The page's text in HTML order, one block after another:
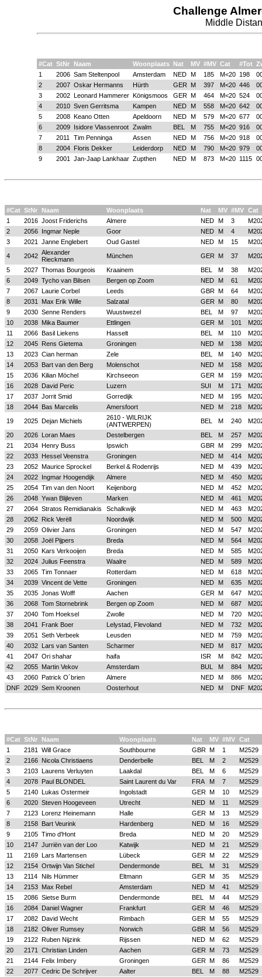
Challenge
Middle
#Cat StNr Naam Woonplaats Nat MV #MV Cat #Tot
1
2006 Sam Steltenpool Amsterdam NED M 185 M<20 198
2
2007 Oskar Hermanns Hürth GER M 397 M<20 446
3
2002 Leonard Hammerer Königsmoos GER M 464 M<20 524
4
2010 Sven Gerritsma Kampen NED M 558 M<20 642
5
2008 Keano Otten Apeldoorn NED M 579 M<20 677
6
2009 Isidore Vlassenroot Zwalm BEL M 755 M<20 916
7
2011 Tim Penninga Assen NED M 756 M<20 918
8
2004 Floris Dekker Leiderdorp NED M 790 M<20 979
9
2001 Jan-Jaap Lankhaar Zupthen NED M 873 M<20 1115
#Cat StNr Naam Woonplaats Nat MV #MV Cat
1
2016 Joost Friderichs Almere NED M 3
2
2056 Ingmar Neple Goor NED M 4
3
2021 Janne Englebert Oud Gastel NED M 15
4
2042 Alexander
Rieckmann
München GER M 37
5
2027 Thomas Bourgeois Kraainem BEL M 38
6
2049 Tycho van Bilsen Bergen op Zoom NED M 61
7
2067 Laurie Corbel Leeds GBR M 64
8
2031 Max Erik Wille Salzatal GER M 80
9
2030 Senne Renders Wuustwezel BEL M 97
10
2038 Mika Baumer Ettlingen GER M 101
11
2066 Basil Liekens Hasselt BEL M 110
12
2045 Rens Gietema Groningen NED M 138
13
2023 Cian herman Zele BEL M 140
14
2053 Bart van den Berg Molenschot NED M 158
15
2036 Kilian Möchel Kirchseeon GER M 159
16
2028 David Peric Luzern SUI M 171
17
2037 Jorrit Smid Gorredijk NED M 195
18
2044 Bas Marcelis Amersfoort NED M 218
19
2025 Dejan Michiels
2610 - WILRIJK
(ANTWERPEN)
BEL M 240
20
2026 Loran Maes Destelbergen BEL M 257
21
2034 Henry Buss Ipswich GBR M 299
22
2033 Hessel Veenstra Groningen NED M 414
23
2052 Maurice Sprockel Berkel & Rodenrijs NED M 439
24
2022 Ingmar Hoogendijk Almere NED M 450
25
2054 Tim van den Noort Keijenborg NED M 452
26
2048 Ywan Blijleven Marken NED M 461
27
2064 Stratos Remidianakis Schalkwijk NED M 463
28
2062 Rick Verëll Noordwijk NED M 500
29
2059 Olivier Jans Groningen NED M 547
30
2058 Joël Pijpers Breda NED M 564
31
2050 Kars Verkooijen Breda NED M 585
32
2024 Julius Feenstra Waalre NED M 589
33
2065 Tim Tonnaer Rotterdam NED M 618
34
2039 Vincent de Vette Groningen NED M 635
35
2035 Jonas Wolff Aachen GER M 647
36
2068 Tom Stornebrink Bergen op Zoom NED M 687
37
2040 Tom Hoeksel Zwolle NED M 720
38
2041 Frank Boer Lelystad, Flevoland NED M 732
39
2051 Seth Verbeek Leusden NED M 759
40
2032 Lars van Santen Scharmer NED M 817
41
2047 Ori shahar haifa ISR M 842
42
2055 Martin Vekov Amsterdam BUL M 884
43
2060 Patrick O´brien Almere NED M 886
DNF 2029 Sem Kroonen Oosterhout NED M DNF
#Cat StNr Naam Woonplaats Nat MV #MV Cat
1
2181 Will Grace Southbourne GBR M 1
M2529
2
2166 Nicola Christiaens Denderbelle BEL M 2
M2529
3
2103 Laurens Verluyten Laakdal BEL M 6
M2529
4
2078 Paul BLONDEL Saint Laurent du Var FRA M 7
M2529
5
2140 Lukas Ostermeir Ingolstadt GER M 10
M2529
6
2020 Steven Hoogeveen Utrecht NED M 11
M2529
7
2123 Lorenz Heinemann Halle GER M 13
M2529
8
2158 Bart Veurink Hardenberg NED M 16
M2529
9
2105 Timo d'Hont Breda NED M 20
M2529
10
2147 Jurriën van der Loo Katwijk NED M 21
M2529
11
2169 Lars Martensen Lübeck GER M 22
M2529
12
2154 Ortwijn Van Stichel Dendermonde BEL M 31
M2529
13
2114 Nils Hümmer Eltmann GER M 35
M2529
14
2153 Max Rebel Amsterdam NED M 41
M2529
15
2086 Sietse Burm Dendermonde BEL M 44
M2529
16
2084 Daniel Wagner Frankfurt GER M 46
M2529
17
2082 David Wecht Rimbach GER M 55
M2529
18
2182 Oliver Rumsey Norwich GBR M 56
M2529
19
2122 Ruben Nijzink Rijssen NED M 62
M2529
20
2171 Christian Linden Aachen GER M 73
M2529
21
2144 Felix Imbery Groningen GER M 86
M2529
22
2077 Cedric De Schrijver Aalter BEL M 88
M2529